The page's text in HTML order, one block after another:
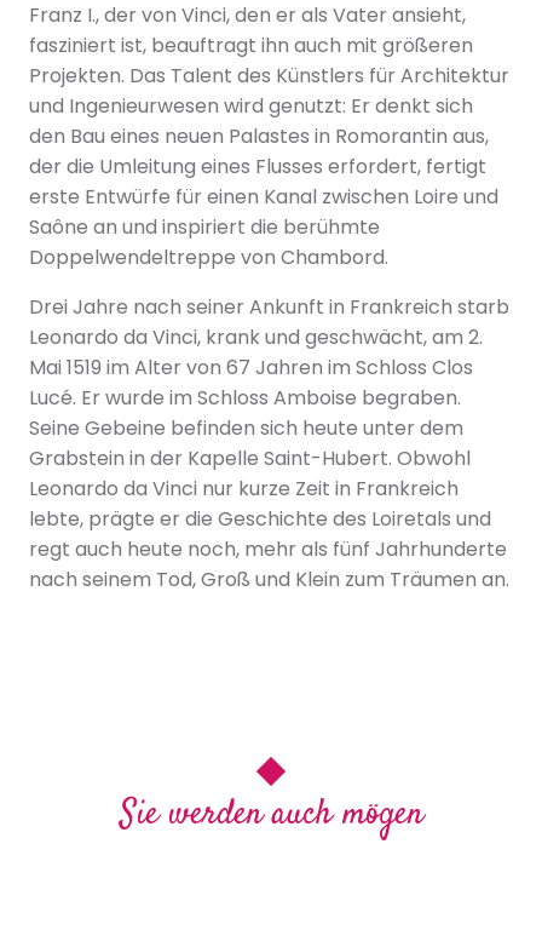
Franz I., der von Vinci, den er als Vater ansieht,
fasziniert ist, beauftragt ihn auch mit größeren
Projekten. Das Talent des Künstlers für Architektur
und Ingenieurwesen wird genutzt: Er denkt sich
den Bau eines neuen Palastes in Romorantin aus,
der die Umleitung eines Flusses erfordert, fertigt
erste Entwürfe für einen Kanal zwischen Loire und
Saône an und inspiriert die berühmte
Doppelwendeltreppe von Chambord.
Drei Jahre nach seiner Ankunft in Frankreich starb
Leonardo da Vinci, krank und geschwächt, am 2.
Mai 1519 im Alter von 67 Jahren im Schloss Clos
Lucé. Er wurde im Schloss Amboise begraben.
Seine Gebeine befinden sich heute unter dem
Grabstein in der Kapelle Saint-Hubert. Obwohl
Leonardo da Vinci nur kurze Zeit in Frankreich
lebte, prägte er die Geschichte des Loiretals und
regt auch heute noch, mehr als fünf Jahrhunderte
nach seinem Tod, Groß und Klein zum Träumen an.
Sie werden auch mögen